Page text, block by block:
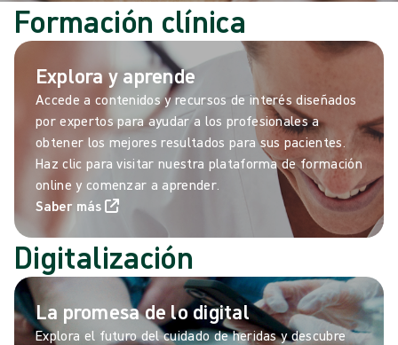
Formación clínica
Explora y aprende
Accede a contenidos y recursos de interés diseñados
por expertos para ayudar a los profesionales a
obtener los mejores resultados para sus pacientes.
Haz clic para visitar nuestra plataforma de formación
online y comenzar a aprender.
Saber más
Digitalización
La promesa de lo digital
Explora el futuro del cuidado de heridas y descubre